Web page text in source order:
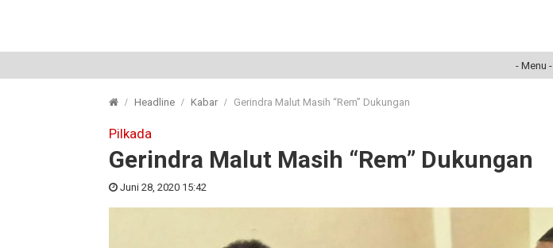
- Menu -
Headline Kabar Gerindra Malut Masih “Rem” Dukungan
Pilkada
Gerindra Malut Masih “Rem” Dukungan
Juni 28, 2020 15:42